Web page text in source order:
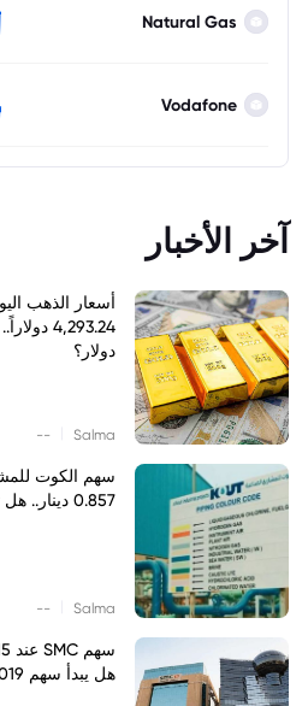
Natural Gas
Vodafone
آخر الأخبار
دولار؟
Salma
--
0.857 دينار.. هل تبدأ مرحلة تعافٍ جديدة؟
Salma
--
هل يبدأ سهم 4019 التعافي؟